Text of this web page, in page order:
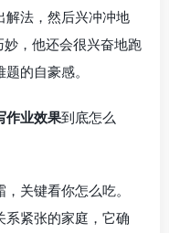
解法，然后兴冲冲地
，他还会很兴奋地跑
的自豪感。
作业效果到底怎么
关键看你怎么吃。
系紧张的家庭，它确